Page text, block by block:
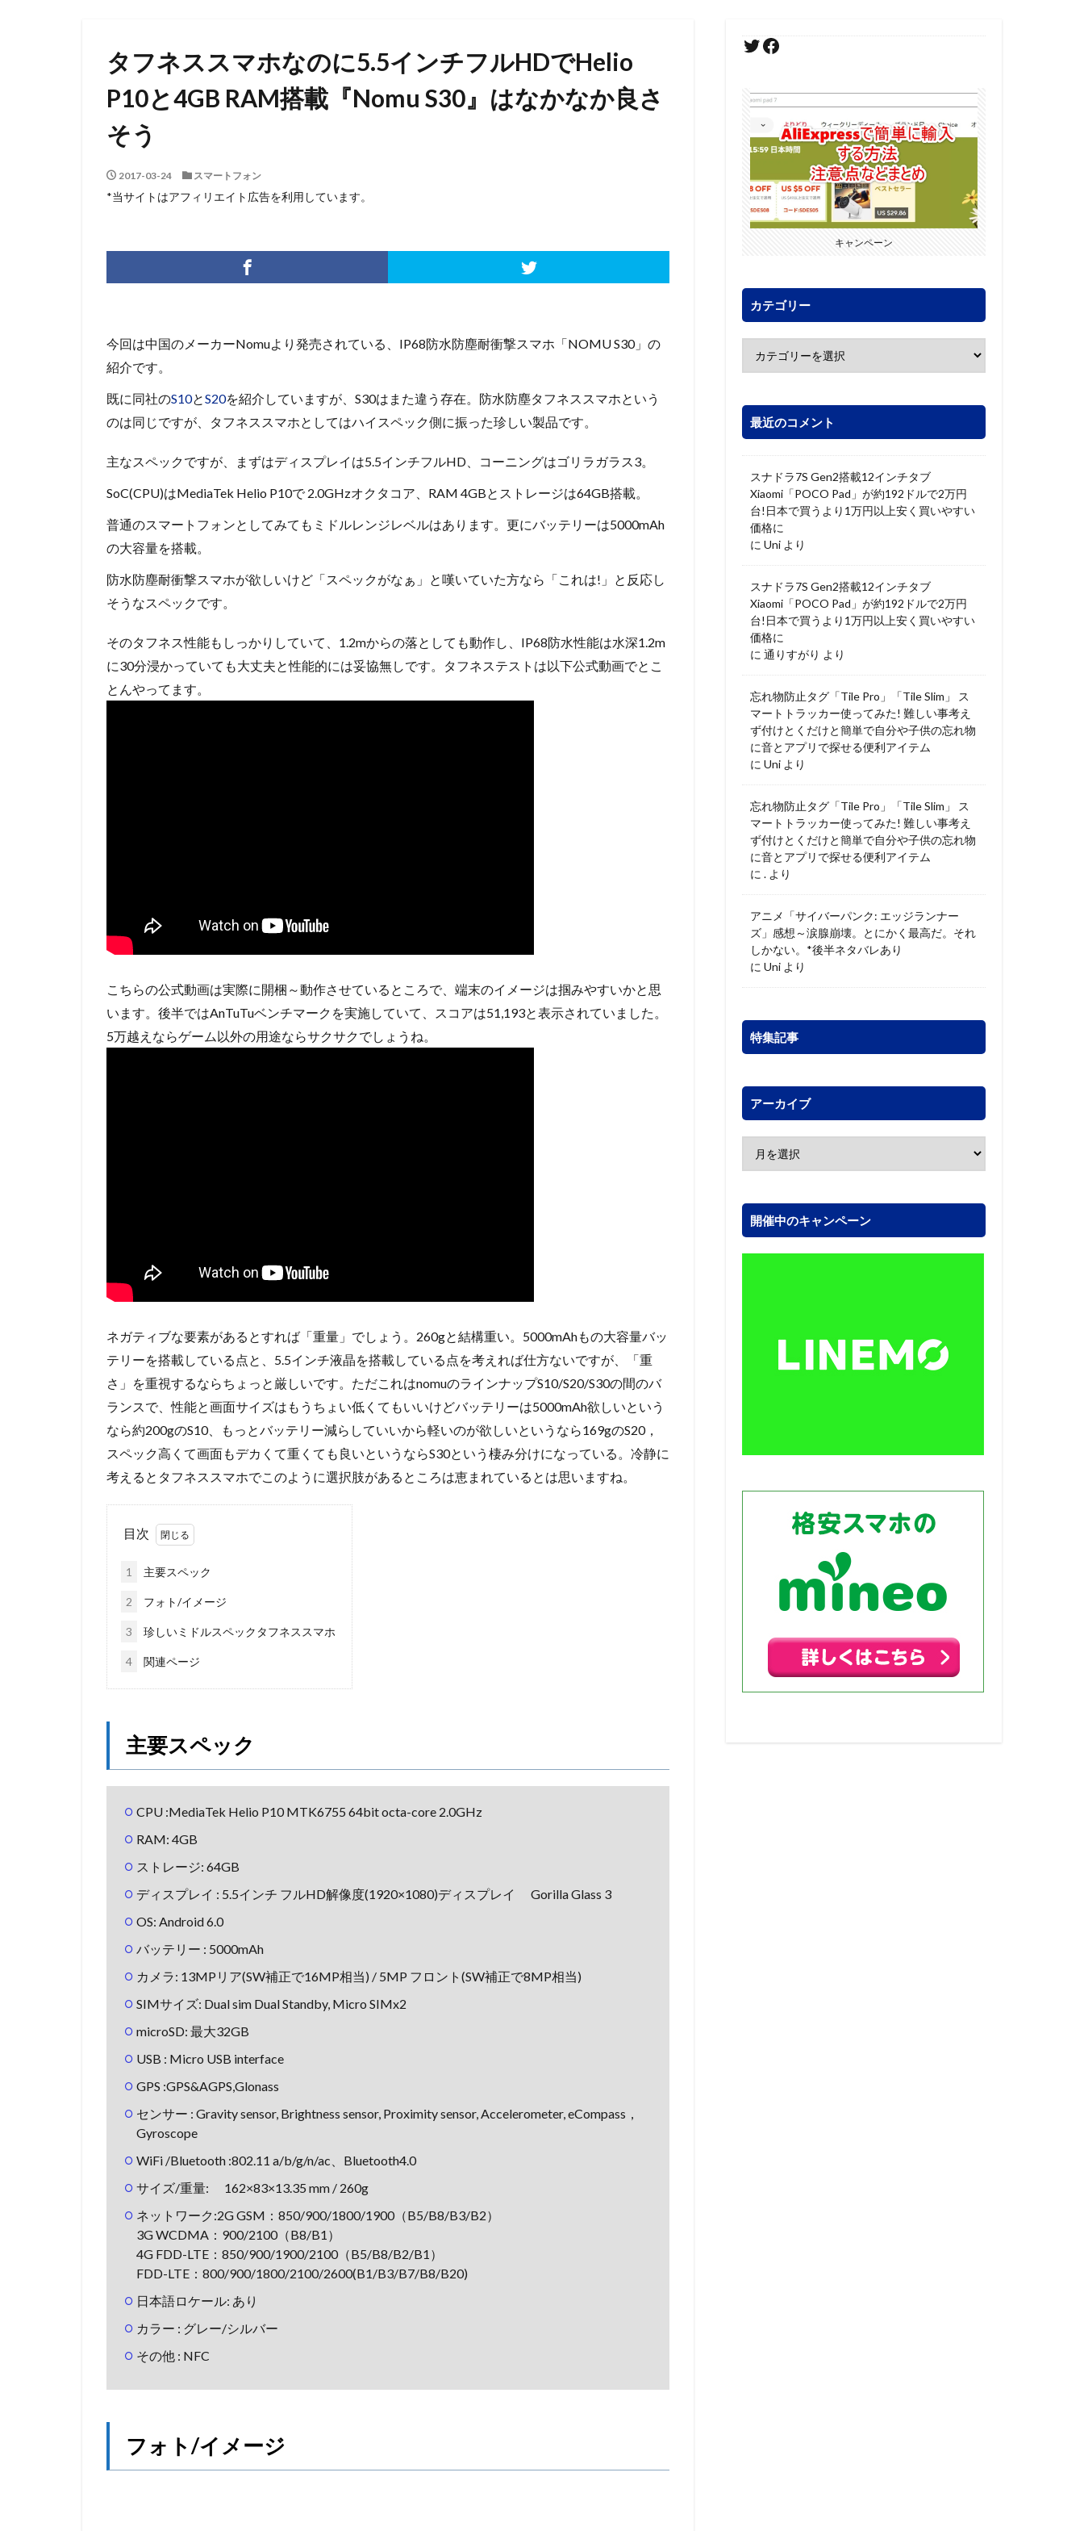
タフネススマホなのに5.5インチフルHDでHelio
P10と4GB RAM搭載『Nomu S30』はなかなか良さ
そう
2017-03-24 スマートフォン
*当サイトはアフィリエイト広告を利用しています。
今回は中国のメーカーNomuより発売されている、IP68防水防塵耐衝撃スマホ「NOMU S30」の
紹介です。
既に同社のS10とS20を紹介していますが、S30はまた違う存在。防水防塵タフネススマホという
のは同じですが、タフネススマホとしてはハイスペック側に振った珍しい製品です。
主なスペックですが、まずはディスプレイは5.5インチフルHD、コーニングはゴリラガラス3。
SoC(CPU)はMediaTek Helio P10で 2.0GHzオクタコア、RAM 4GBとストレージは64GB搭載。
普通のスマートフォンとしてみてもミドルレンジレベルはあります。更にバッテリーは5000mAh
の大容量を搭載。
防水防塵耐衝撃スマホが欲しいけど「スペックがなぁ」と嘆いていた方なら「これは!」と反応し
そうなスペックです。
そのタフネス性能もしっかりしていて、1.2mからの落としても動作し、IP68防水性能は水深1.2m
に30分浸かっていても大丈夫と性能的には妥協無しです。タフネステストは以下公式動画でとこ
とんやってます。
こちらの公式動画は実際に開梱～動作させているところで、端末のイメージは掴みやすいかと思
います。後半ではAnTuTuベンチマークを実施していて、スコアは51,193と表示されていました。
5万越えならゲーム以外の用途ならサクサクでしょうね。
ネガティブな要素があるとすれば「重量」でしょう。260gと結構重い。5000mAhもの大容量バッ
テリーを搭載している点と、5.5インチ液晶を搭載している点を考えれば仕方ないですが、「重
さ」を重視するならちょっと厳しいです。ただこれはnomuのラインナップS10/S20/S30の間のバ
ランスで、性能と画面サイズはもうちょい低くてもいいけどバッテリーは5000mAh欲しいという
なら約200gのS10、もっとバッテリー減らしていいから軽いのが欲しいというなら169gのS20，
スペック高くて画面もデカくて重くても良いというならS30という棲み分けになっている。冷静に
考えるとタフネススマホでこのように選択肢があるところは恵まれているとは思いますね。
目次
1 主要スペック
2 フォト/イメージ
3 珍しいミドルスペックタフネススマホ
4 関連ページ
主要スペック
CPU :MediaTek Helio P10 MTK6755 64bit octa-core 2.0GHz
RAM: 4GB
ストレージ: 64GB
ディスプレイ : 5.5インチ フルHD解像度(1920×1080)ディスプレイ Gorilla Glass 3
OS: Android 6.0
バッテリー : 5000mAh
カメラ: 13MPリア(SW補正で16MP相当) / 5MP フロント(SW補正で8MP相当)
SIMサイズ: Dual sim Dual Standby, Micro SIMx2
microSD: 最大32GB
USB : Micro USB interface
GPS :GPS&AGPS,Glonass
センサー : Gravity sensor, Brightness sensor, Proximity sensor, Accelerometer, eCompass，
Gyroscope
WiFi /Bluetooth :802.11 a/b/g/n/ac、Bluetooth4.0
サイズ/重量: 162×83×13.35 mm / 260g
ネットワーク:2G GSM：850/900/1800/1900（B5/B8/B3/B2）
3G WCDMA：900/2100（B8/B1）
4G FDD-LTE：850/900/1900/2100（B5/B8/B2/B1）
FDD-LTE：800/900/1800/2100/2600(B1/B3/B7/B8/B20)
日本語ロケール: あり
カラー : グレー/シルバー
その他 : NFC
フォト/イメージ
キャンペーン
カテゴリー
最近のコメント
スナドラ7S Gen2搭載12インチタブ
Xiaomi「POCO Pad」が約192ドルで2万円
台!日本で買うより1万円以上安く買いやすい
価格に
に Uni より
スナドラ7S Gen2搭載12インチタブ
Xiaomi「POCO Pad」が約192ドルで2万円
台!日本で買うより1万円以上安く買いやすい
価格に
に 通りすがり より
忘れ物防止タグ「Tile Pro」「Tile Slim」 ス
マートトラッカー使ってみた! 難しい事考え
ず付けとくだけと簡単で自分や子供の忘れ物
に音とアプリで探せる便利アイテム
に Uni より
忘れ物防止タグ「Tile Pro」「Tile Slim」 ス
マートトラッカー使ってみた! 難しい事考え
ず付けとくだけと簡単で自分や子供の忘れ物
に音とアプリで探せる便利アイテム
に . より
アニメ「サイバーパンク: エッジランナー
ズ」感想～涙腺崩壊。とにかく最高だ。それ
しかない。*後半ネタバレあり
に Uni より
特集記事
アーカイブ
開催中のキャンペーン